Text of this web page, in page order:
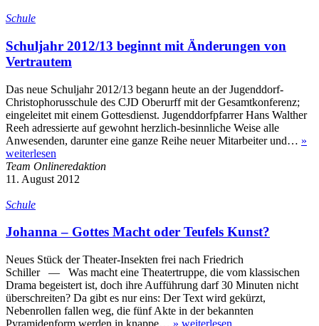
Schule
Schuljahr 2012/13 beginnt mit Änderungen von
Vertrautem
Das neue Schuljahr 2012/13 begann heute an der Jugenddorf-
Christophorusschule des CJD Oberurff mit der Gesamtkonferenz;
eingeleitet mit einem Gottesdienst. Jugenddorfpfarrer Hans Walther
Reeh adressierte auf gewohnt herzlich-besinnliche Weise alle
Anwesenden, darunter eine ganze Reihe neuer Mitarbeiter und… »
weiterlesen
Team Onlineredaktion
11. August 2012
Schule
Johanna – Gottes Macht oder Teufels Kunst?
Neues Stück der Theater-Insekten frei nach Friedrich
Schiller — Was macht eine Theatertruppe, die vom klassischen
Drama begeistert ist, doch ihre Aufführung darf 30 Minuten nicht
überschreiten? Da gibt es nur eins: Der Text wird gekürzt,
Nebenrollen fallen weg, die fünf Akte in der bekannten
Pyramidenform werden in knappe… » weiterlesen